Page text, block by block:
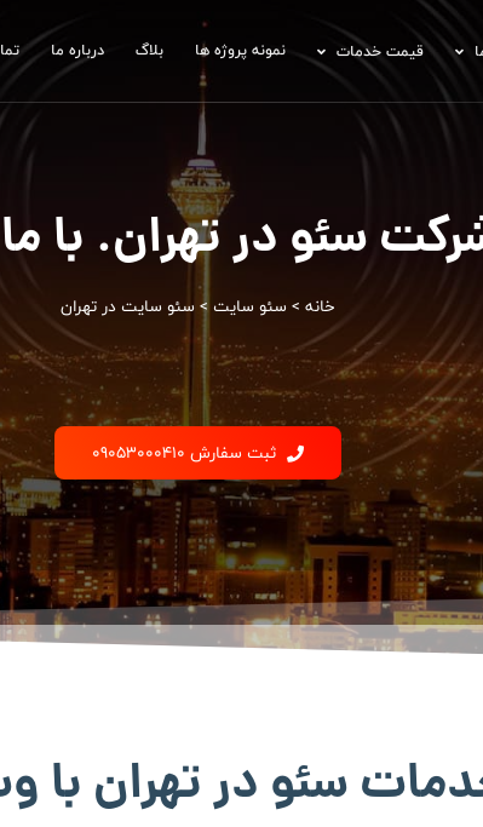
قیمت خدمات نمونه پروژه ها بلاگ درباره ما
سئو در تهران. با
خانه > سئو سایت >سئو سایت در تهران
ثبت سفارش 09053000410
سئو در تهران